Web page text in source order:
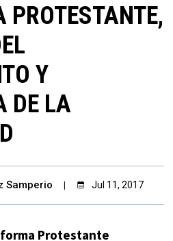
PROTESTANTE,
Y
DE LA
Samperio Jul 11, 2017
Protestante